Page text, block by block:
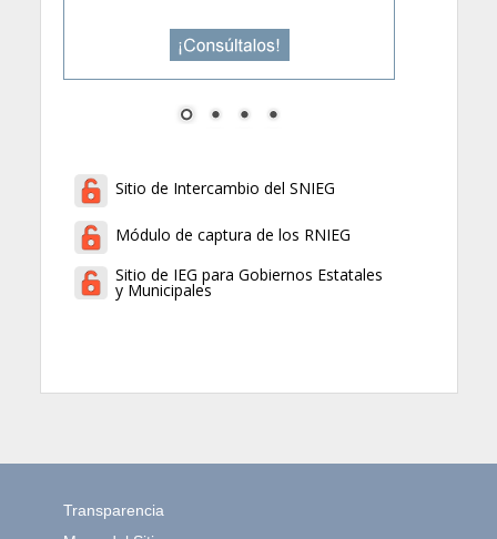
Sitio de Intercambio del SNIEG
Módulo de captura de los RNIEG
Sitio de IEG para Gobiernos Estatales
y Municipales
Transparencia